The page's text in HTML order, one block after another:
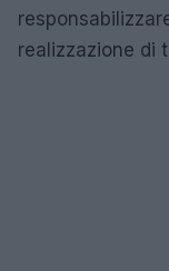
realizzazione di